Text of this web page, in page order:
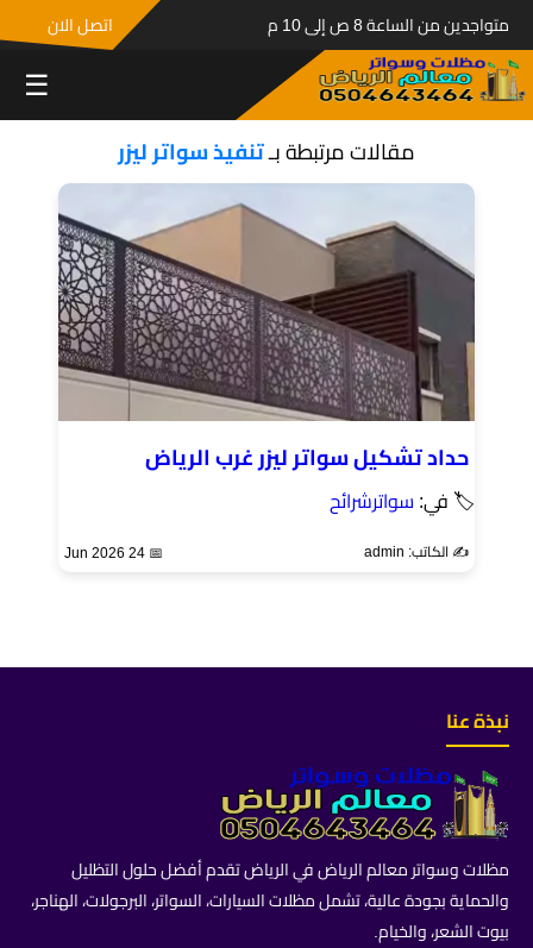
متواجدين من الساعة 8 ص إلى 10 م اتصل الان
☰
مقالات مرتبطة بـتنفيذ سواتر ليزر
حداد تشكيل سواتر ليزر غرب الرياض
🏷 في: سواترشرائح
✍️ الكاتب: admin 📅 24 Jun 2026
نبذة عنا
مظلات وسواتر معالم الرياض في الرياض تقدم أفضل حلول التظليل
والحماية بجودة عالية، تشمل مظلات السيارات، السواتر، البرجولات، الهناجر،
بيوت الشعر، والخيام.